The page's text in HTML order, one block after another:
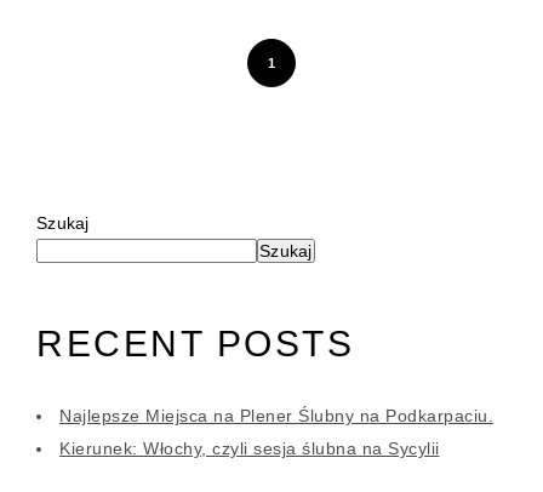
1
Szukaj
Szukaj
RECENT POSTS
Najlepsze Miejsca na Plener Ślubny na Podkarpaciu.
Kierunek: Włochy, czyli sesja ślubna na Sycylii